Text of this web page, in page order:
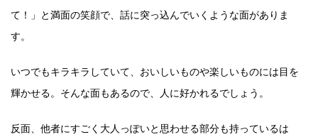
て！」と満面の笑顔で、話に突っ込んでいくような面がありま
す。
いつでもキラキラしていて、おいしいものや楽しいものには目を
輝かせる。そんな面もあるので、人に好かれるでしょう。
反面、他者にすごく大人っぽいと思わせる部分も持っているは